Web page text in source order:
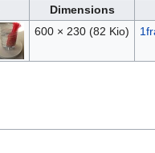
Dimensions
600 × 230 (82 Kio)